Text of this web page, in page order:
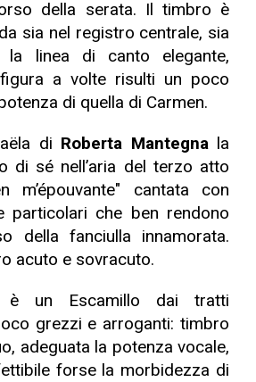
della serata. Il timbro è
sia nel registro centrale, sia
la linea di canto elegante,
a volte risulti un poco
di quella di Carmen.
di Roberta Mantegnala
di sé nell’aria del terzo atto
cantata con
particolari che ben rendono
della fanciulla innamorata.
acuto e sovracuto.
è un Escamillo dai tratti
grezzi e arroganti: timbro
adeguata la potenza vocale,
forse la morbidezza di